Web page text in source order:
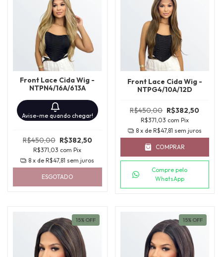
Front Lace Cida Wig -
NTPN4/16A/613A
Avise-me quando chegar!
R$450,00 R$382,50
R$371,03 com Pix
8 x deR$47,81 sem juros
ESGOTADO
Front Lace Cida Wig -
NTPG4/10A/12D
R$450,00 R$382,50
R$371,03 com Pix
8 x de R$47,81 sem juros
COMPRAR
Compre pelo
WhatsApp
15% OFF 15% OFF